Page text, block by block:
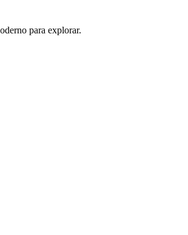
para explorar.